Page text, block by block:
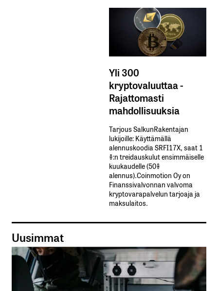
Yli 300
kryptovaluuttaa -
Rajattomasti
mahdollisuuksia
Tarjous SalkunRakentajan
lukijoille: Käyttämällä​ ​
alennuskoodia​ ​SRFI17X,​ ​saat​ ​1
%:n treidauskulut​ ​ensimmäiselle​ ​
kuukaudelle​ ​(50%​ ​
alennus).Coinmotion Oy on
Finanssivalvonnan valvoma
kryptovarapalvelun tarjoaja ja
maksulaitos.
Uusimmat